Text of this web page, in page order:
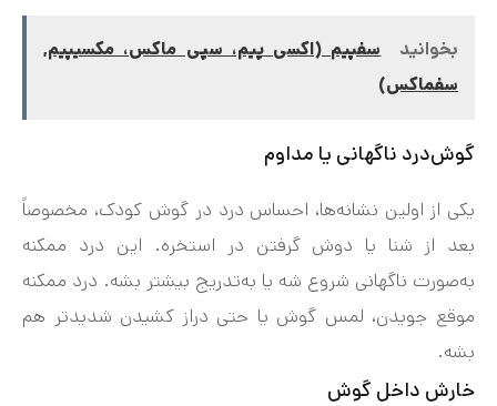
بخوانید
سفپیم (اکسی پیم، سپی ماکس، مکسیپیم,
سفماکس)
گوش‌درد ناگهانی یا مداوم
یکی از اولین نشانه‌ها، احساس درد در گوش کودک، مخصوصاً
بعد از شنا یا دوش گرفتن در استخره. این درد ممکنه
به‌صورت ناگهانی شروع شه یا به‌تدریج بیشتر بشه. درد ممکنه
موقع جویدن، لمس گوش یا حتی دراز کشیدن شدیدتر هم
بشه.
خارش داخل گوش